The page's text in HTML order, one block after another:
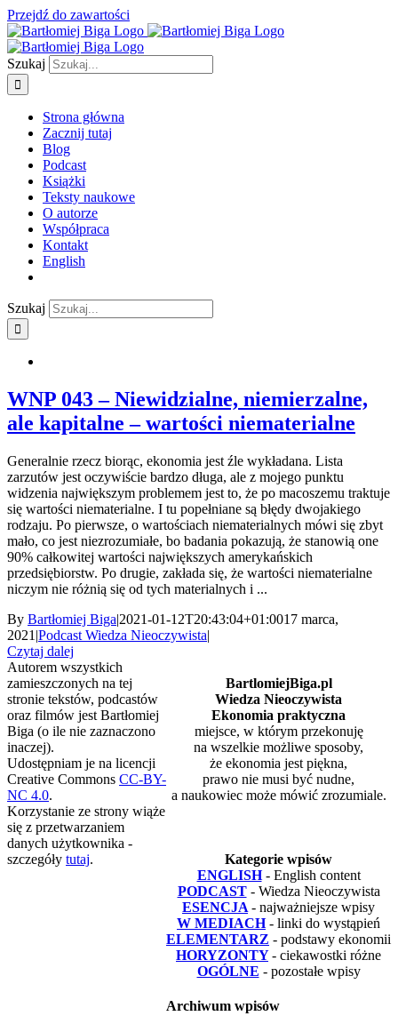
Przejdź do zawartości
Szukaj
Strona główna
Zacznij tutaj
Blog
Podcast
Książki
Teksty naukowe
O autorze
Współpraca
Kontakt
English
Szukaj
WNP 043 – Niewidzialne, niemierzalne,
ale kapitalne – wartości niematerialne
Generalnie rzecz biorąc, ekonomia jest źle wykładana. Lista
zarzutów jest oczywiście bardzo długa, ale z mojego punktu
widzenia największym problemem jest to, że po macoszemu traktuje
się wartości niematerialne. I tu popełniane są błędy dwojakiego
rodzaju. Po pierwsze, o wartościach niematerialnych mówi się zbyt
mało, co jest niezrozumiałe, bo badania pokazują, że stanowią one
90% całkowitej wartości największych amerykańskich
przedsiębiorstw. Po drugie, zakłada się, że wartości niematerialne
niczym nie różnią się od tych materialnych i ...
By Bartłomiej Biga|2021-01-12T20:43:04+01:0017 marca,
2021 |Podcast Wiedza Nieoczywista|
Czytaj dalej
BartlomiejBiga.pl
Wiedza Nieoczywista
Ekonomia praktyczna
miejsce, w którym przekonuję
na wszelkie możliwe sposoby,
że ekonomia jest piękna,
prawo nie musi być nudne,
a naukowiec może mówić zrozumiale.
Kategorie wpisów
ENGLISH - English content
PODCAST - Wiedza Nieoczywista
ESENCJA - najważniejsze wpisy
W MEDIACH - linki do wystąpień
ELEMENTARZ - podstawy ekonomii
HORYZONTY - ciekawostki różne
OGÓLNE - pozostałe wpisy
Archiwum wpisów
Autorem wszystkich
zamieszczonych na tej
stronie tekstów, podcastów
oraz filmów jest Bartłomiej
Biga (o ile nie zaznaczono
inaczej).
Udostępniam je na licencji
Creative Commons CC-BY-
NC 4.0.
Korzystanie ze strony wiąże
się z przetwarzaniem
danych użytkownika -
szczegóły tutaj.